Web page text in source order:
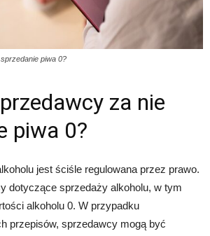
piwa 0?
za nie
piwa 0?
jest ściśle regulowana przez prawo.
dotyczące sprzedaży alkoholu, w tym
alkoholu 0. W przypadku
przepisów, sprzedawcy mogą być